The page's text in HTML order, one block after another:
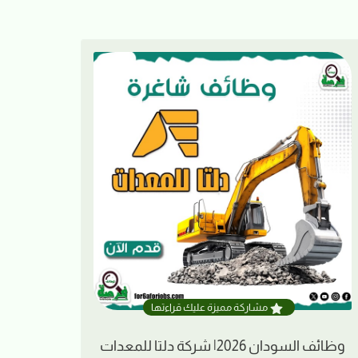
مشاركة مميزة عليك قراءتها
وظائف السودان 2026| شركة دلتا للمعدات